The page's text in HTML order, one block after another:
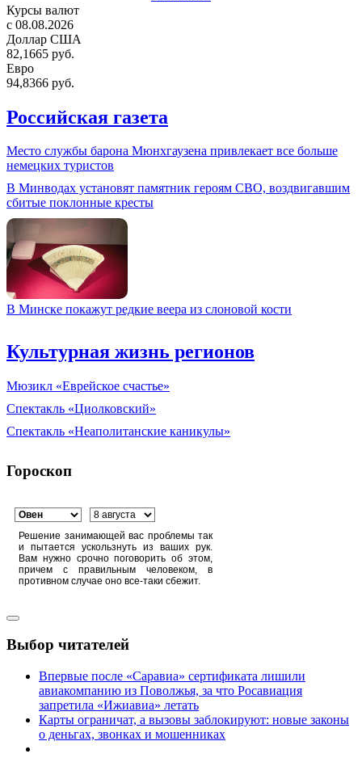
Курсы валют
c 08.08.2026
Доллар США
82,1665 руб.
Евро
94,8366 руб.
Российская газета
Место службы барона Мюнхгаузена привлекает все больше
немецких туристов
В Минводах установят памятник героям СВО, воздвигавшим
сбитые поклонные кресты
В Минске покажут редкие веера из слоновой кости
Культурная жизнь регионов
Мюзикл «Еврейское счастье»
Спектакль «Циолковский»
Спектакль «Неаполитанские каникулы»
Гороскоп
Решение занимающей вас проблемы так
и пытается ускользнуть из ваших рук.
Вам нужно срочно поговорить об этом,
причем с правильным человеком, в
противном случае оно все-таки сбежит.
Выбор читателей
Впервые после «Саравиа» сертификата лишили
авиакомпанию из Поволжья, за что Росавиация
запретила «Ижиавиа» летать
Карты ограничат, а вызовы заблокируют: новые законы
о деньгах, звонках и мошенниках